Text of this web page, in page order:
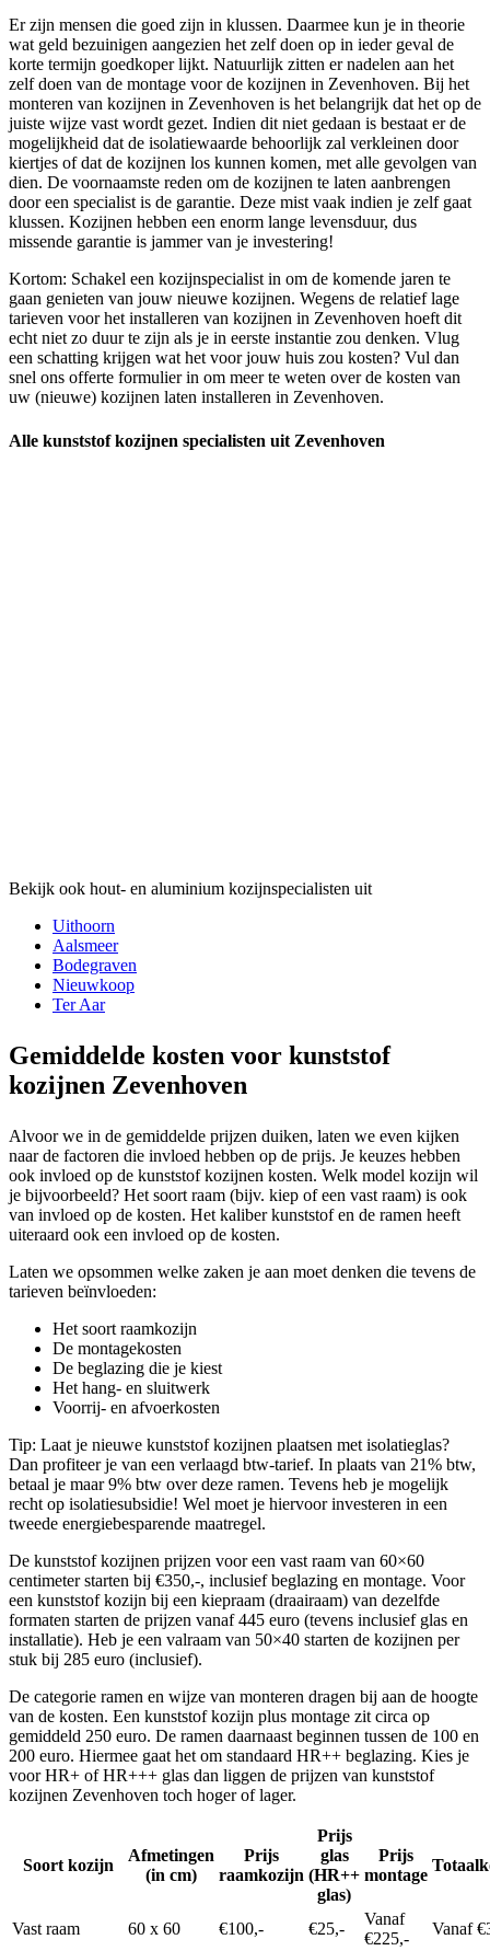
Er zijn mensen die goed zijn in klussen. Daarmee kun je in theorie
wat geld bezuinigen aangezien het zelf doen op in ieder geval de
korte termijn goedkoper lijkt. Natuurlijk zitten er nadelen aan het
zelf doen van de montage voor de kozijnen in Zevenhoven. Bij het
monteren van kozijnen in Zevenhoven is het belangrijk dat het op de
juiste wijze vast wordt gezet. Indien dit niet gedaan is bestaat er de
mogelijkheid dat de isolatiewaarde behoorlijk zal verkleinen door
kiertjes of dat de kozijnen los kunnen komen, met alle gevolgen van
dien. De voornaamste reden om de kozijnen te laten aanbrengen
door een specialist is de garantie. Deze mist vaak indien je zelf gaat
klussen. Kozijnen hebben een enorm lange levensduur, dus
missende garantie is jammer van je investering!
Kortom: Schakel een kozijnspecialist in om de komende jaren te
gaan genieten van jouw nieuwe kozijnen. Wegens de relatief lage
tarieven voor het installeren van kozijnen in Zevenhoven hoeft dit
echt niet zo duur te zijn als je in eerste instantie zou denken. Vlug
een schatting krijgen wat het voor jouw huis zou kosten? Vul dan
snel ons offerte formulier in om meer te weten over de kosten van
uw (nieuwe) kozijnen laten installeren in Zevenhoven.
Alle kunststof kozijnen specialisten uit Zevenhoven
Bekijk ook hout- en aluminium kozijnspecialisten uit
Uithoorn
Aalsmeer
Bodegraven
Nieuwkoop
Ter Aar
Gemiddelde kosten voor kunststof
kozijnen Zevenhoven
Alvoor we in de gemiddelde prijzen duiken, laten we even kijken
naar de factoren die invloed hebben op de prijs. Je keuzes hebben
ook invloed op de kunststof kozijnen kosten. Welk model kozijn wil
je bijvoorbeeld? Het soort raam (bijv. kiep of een vast raam) is ook
van invloed op de kosten. Het kaliber kunststof en de ramen heeft
uiteraard ook een invloed op de kosten.
Laten we opsommen welke zaken je aan moet denken die tevens de
tarieven beïnvloeden:
Het soort raamkozijn
De montagekosten
De beglazing die je kiest
Het hang- en sluitwerk
Voorrij- en afvoerkosten
Tip: Laat je nieuwe kunststof kozijnen plaatsen met isolatieglas?
Dan profiteer je van een verlaagd btw-tarief. In plaats van 21% btw,
betaal je maar 9% btw over deze ramen. Tevens heb je mogelijk
recht op isolatiesubsidie! Wel moet je hiervoor investeren in een
tweede energiebesparende maatregel.
De kunststof kozijnen prijzen voor een vast raam van 60×60
centimeter starten bij €350,-, inclusief beglazing en montage. Voor
een kunststof kozijn bij een kiepraam (draairaam) van dezelfde
formaten starten de prijzen vanaf 445 euro (tevens inclusief glas en
installatie). Heb je een valraam van 50×40 starten de kozijnen per
stuk bij 285 euro (inclusief).
De categorie ramen en wijze van monteren dragen bij aan de hoogte
van de kosten. Een kunststof kozijn plus montage zit circa op
gemiddeld 250 euro. De ramen daarnaast beginnen tussen de 100 en
200 euro. Hiermee gaat het om standaard HR++ beglazing. Kies je
voor HR+ of HR+++ glas dan liggen de prijzen van kunststof
kozijnen Zevenhoven toch hoger of lager.
Soort kozijn
Afmetingen
(in cm)
Prijs
raamkozijn
Prijs
glas
(HR++
glas)
Prijs
montage
Vast raam 60 x 60 €100,- €25,-
Vanaf
€225,-
Vanaf